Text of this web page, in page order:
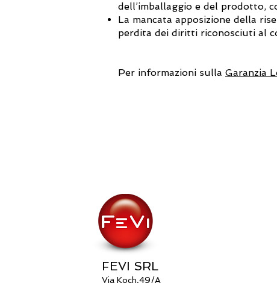
dell’imballaggio e del prodotto,
La mancata apposizione della
perdita dei diritti riconosciuti al
Per informazioni sulla Garanzia
FEVI SRL
Via Koch,49/A